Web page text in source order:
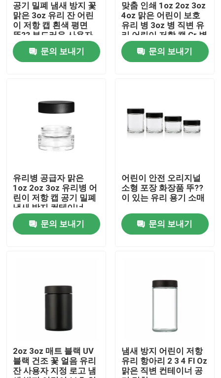
우리에 대하여
공장 여행
글라스 정광 병
공기 밀폐 냄새 방지 꽃
맑은 3oz 유리 잔 어린
이 저항 캡 흰색 평면
뚜?? 부드러운 사용자
지정 로고
문의 보내기
맞춤 인쇄 1oz 2oz 3oz
4oz 맑은 어린이 보호
유리 병 3oz 병 직변 유
리 어린이 저항 캡 Cr 병
문의 보내기
유리병 공급자 맑은
1oz 2oz 3oz 유리병 어
린이 저항 캡 공기 밀폐
냄새 방지 컨테이너
문의 보내기
어린이 안전 오리지널
소형 포장 화장품 뚜??
이 있는 유리 용기 소매
문의 보내기
2oz 3oz 매트 블랙 UV
블랙 건조 꽃 얼음 유리
잔 사용자 지정 로고 냄
냄새 방지 어린이 저항
유리 항아리 2 3 4 Fl Oz
맑은 직변 컨테이너 공